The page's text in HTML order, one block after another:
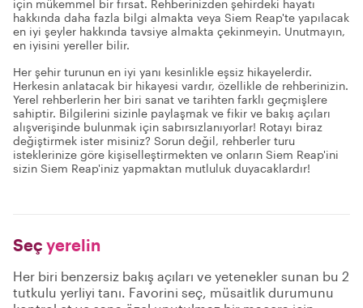
için mükemmel bir fırsat. Rehberinizden şehirdeki hayatı
hakkında daha fazla bilgi almakta veya Siem Reap'te yapılacak
en iyi şeyler hakkında tavsiye almakta çekinmeyin. Unutmayın,
en iyisini yereller bilir.
Her şehir turunun en iyi yanı kesinlikle eşsiz hikayelerdir.
Herkesin anlatacak bir hikayesi vardır, özellikle de rehberinizin.
Yerel rehberlerin her biri sanat ve tarihten farklı geçmişlere
sahiptir. Bilgilerini sizinle paylaşmak ve fikir ve bakış açıları
alışverişinde bulunmak için sabırsızlanıyorlar! Rotayı biraz
değiştirmek ister misiniz? Sorun değil, rehberler turu
isteklerinize göre kişiselleştirmekten ve onların Siem Reap'ini
sizin Siem Reap'iniz yapmaktan mutluluk duyacaklardır!
Seç yerelin
Her biri benzersiz bakış açıları ve yetenekler sunan bu 2
tutkulu yerliyi tanı. Favorini seç, müsaitlik durumunu